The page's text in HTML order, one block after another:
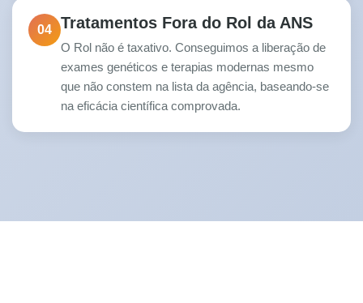
04 Tratamentos Fora do Rol da ANS
O Rol não é taxativo. Conseguimos a liberação de
exames genéticos e terapias modernas mesmo
que não constem na lista da agência, baseando-se
na eficácia científica comprovada.